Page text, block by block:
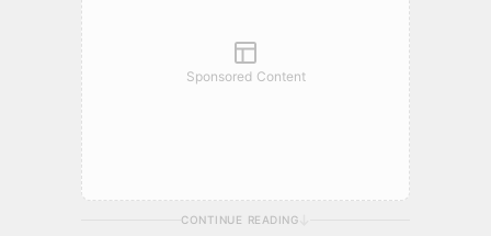
Sponsored Content
CONTINUE READING